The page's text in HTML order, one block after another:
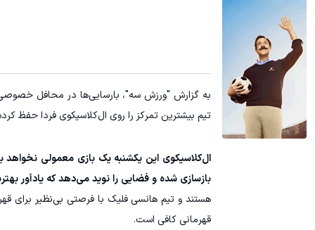
به گزارش "ورزش سه"، بارسایی‌ها در محافل
تیم بیشترین تمرکز را روی ال‌کلاسیکوی فردا حفظ
ال‌کلاسیکوی این یکشنبه یک بازی معمولی نخواهد
بازسازی شده و فضایی را نوید می‌دهد که یادآور
هستند و تیم هانسی فلیک با فرصتی بی‌نظیر برای
قهرمانی کافی است.